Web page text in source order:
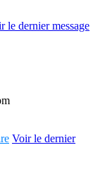
le dernier message
Voir le dernier